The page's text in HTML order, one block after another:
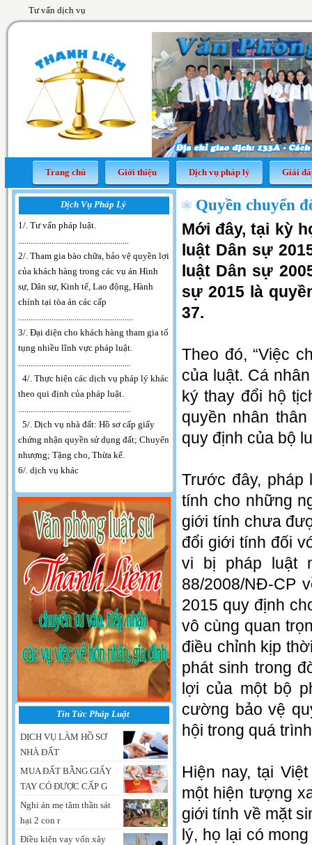
Tư vấn dịch vụ
Trang chủ Giới thiệu Dịch vụ pháp lý Giải
Dịch Vụ Pháp Lý
1/. Tư vấn pháp luật.
.....................................................
2/. Tham gia bào chữa, bảo vệ quyền lợi
của khách hàng trong các vụ án Hình
sự, Dân sự, Kinh tế, Lao động, Hành
chính tại tòa án các cấp
.......................................................
3/. Đại diện cho khách hàng tham gia tố
tụng nhiều lĩnh vực pháp luật.
......................................................
4/. Thực hiện các dịch vụ pháp lý khác
theo qui định của pháp luật.
......................................................
5/. Dịch vụ nhà đất: Hồ sơ cấp giấy
chứng nhận quyền sử dụng đất; Chuyển
nhượng; Tặng cho, Thừa kế.
6/. dịch vụ khác
Tin Tức Pháp Luật
DỊCH VỤ LÀM HỒ SƠ
NHÀ ĐẤT
MUA ĐẤT BẰNG GIẤY
TAY CÓ ĐƯỢC CẤP G
Nghi án mẹ tâm thần sát
hại 2 con r
Điều kiện vay vốn xây
Quyền chuyển
Mới đây, tại kỳ
luật Dân sự
luật Dân sự
sự 2015 là
37.
Theo đó, “Việc
của luật. Cá
ký thay đổi hộ
quyền nhân
quy định của bộ
Trước đây,
tính cho những
giới tính chưa
đổi giới tính đối
vi bị pháp luật
88/2008/NĐ-CP
2015 quy định
vô cùng quan
điều chỉnh kịp
phát sinh trong
lợi của một bộ
cường bảo vệ
hội trong quá
Hiện nay, tại
một hiện tượng
giới tính về mặt
lý, họ lại có